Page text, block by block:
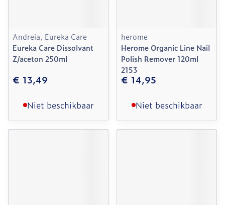
Andreia, Eureka Care
Eureka Care Dissolvant
Z/aceton 250ml
€ 13,49
Niet beschikbaar
herome
Herome Organic Line Nail
Polish Remover 120ml
2153
€ 14,95
Niet beschikbaar